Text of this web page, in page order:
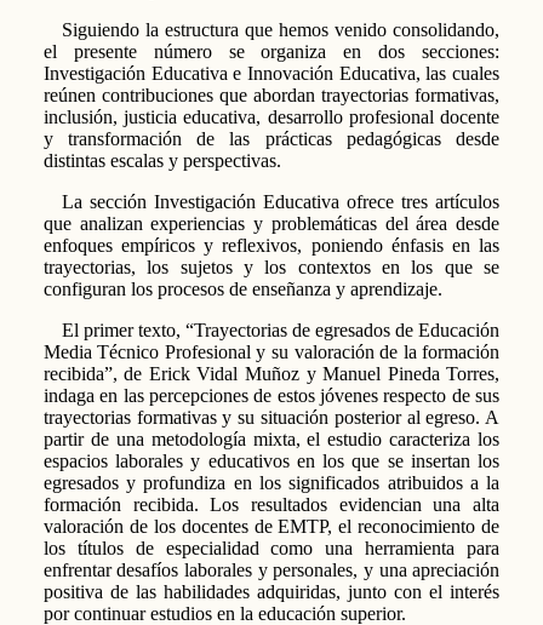
Siguiendo la estructura que hemos venido consolidando,
el presente número se organiza en dos secciones:
Investigación Educativa e Innovación Educativa, las cuales
reúnen contribuciones que abordan trayectorias formativas,
inclusión, justicia educativa, desarrollo profesional docente
y transformación de las prácticas pedagógicas desde
distintas escalas y perspectivas.
La sección Investigación Educativa ofrece tres artículos
que analizan experiencias y problemáticas del área desde
enfoques empíricos y reflexivos, poniendo énfasis en las
trayectorias, los sujetos y los contextos en los que se
configuran los procesos de enseñanza y aprendizaje.
El primer texto, “Trayectorias de egresados de Educación
Media Técnico Profesional y su valoración de la formación
recibida”, de Erick Vidal Muñoz y Manuel Pineda Torres,
indaga en las percepciones de estos jóvenes respecto de sus
trayectorias formativas y su situación posterior al egreso. A
partir de una metodología mixta, el estudio caracteriza los
espacios laborales y educativos en los que se insertan los
egresados y profundiza en los significados atribuidos a la
formación recibida. Los resultados evidencian una alta
valoración de los docentes de EMTP, el reconocimiento de
los títulos de especialidad como una herramienta para
enfrentar desafíos laborales y personales, y una apreciación
positiva de las habilidades adquiridas, junto con el interés
por continuar estudios en la educación superior.